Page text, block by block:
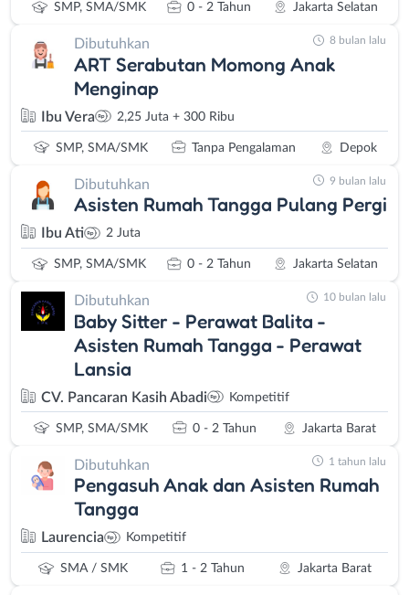
SMP, SMA/SMK 0 - 2 Tahun Jakarta Selatan
Dibutuhkan
ART Serabutan Momong Anak
Menginap
Ibu Vera 2,25 Juta + 300 Ribu
SMP, SMA/SMK Tanpa Pengalaman Depok
8 bulan lalu
Dibutuhkan
Asisten Rumah Tangga Pulang Pergi
Ibu Ati 2 Juta
SMP, SMA/SMK 0 - 2 Tahun Jakarta Selatan
9 bulan lalu
Dibutuhkan
Baby Sitter - Perawat Balita -
Asisten Rumah Tangga - Perawat
Lansia
CV. Pancaran Kasih Abadi Kompetitif
SMP, SMA/SMK 0 - 2 Tahun Jakarta Barat
10 bulan lalu
Dibutuhkan
Pengasuh Anak dan Asisten Rumah
Tangga
Laurencia Kompetitif
SMA / SMK 1 - 2 Tahun Jakarta Barat
1 tahun lalu